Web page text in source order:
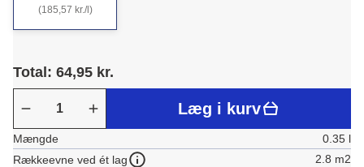
(185,57 kr./l)
Total: 64,95 kr.
Læg i kurv
Mængde
0.35 l
Rækkeevne ved ét lag
2.8 m2